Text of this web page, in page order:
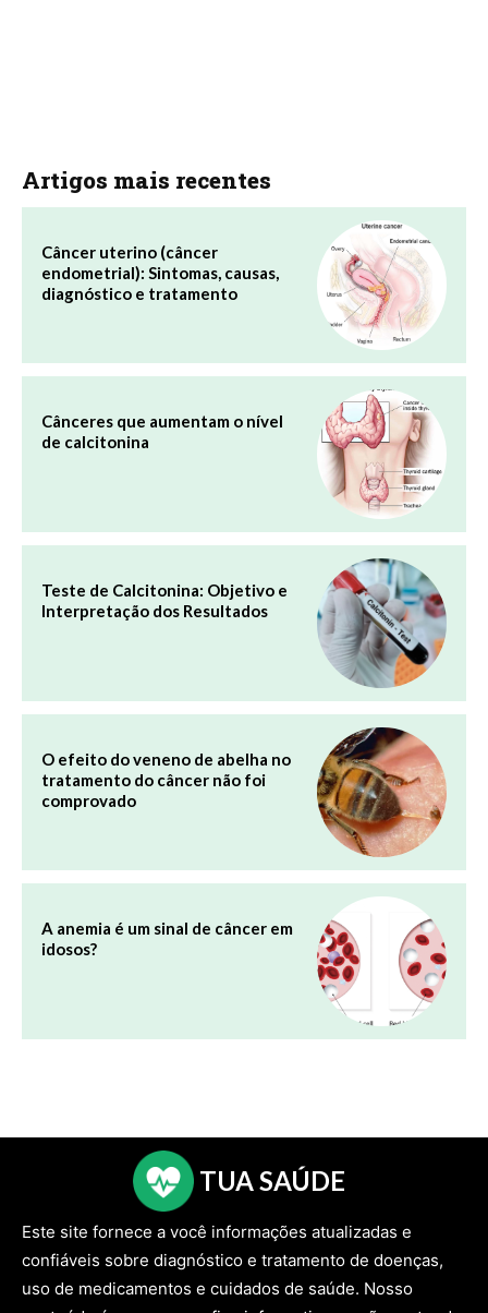
Artigos mais recentes
Câncer uterino (câncer
endometrial): Sintomas, causas,
diagnóstico e tratamento
Cânceres que aumentam o nível
de calcitonina
Teste de Calcitonina: Objetivo e
Interpretação dos Resultados
O efeito do veneno de abelha no
tratamento do câncer não foi
comprovado
A anemia é um sinal de câncer em
idosos?
TUA SAÚDE
Este site fornece a você informações atualizadas e
confiáveis ​​sobre diagnóstico e tratamento de doenças,
uso de medicamentos e cuidados de saúde. Nosso